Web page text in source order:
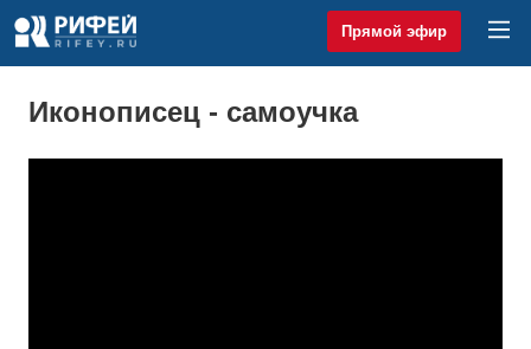
Прямой эфир
Иконописец - самоучка